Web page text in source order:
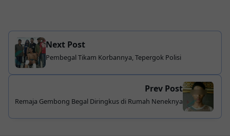
Next Post
Pembegal Tikam Korbannya, Tepergok Polisi
Prev Post
Remaja Gembong Begal Diringkus di Rumah Neneknya